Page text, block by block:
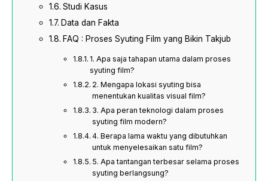
Studi Kasus
Data dan Fakta
FAQ : Proses Syuting Film yang Bikin Takjub
1. Apa saja tahapan utama dalam proses
syuting film?
2. Mengapa lokasi syuting bisa
menentukan kualitas visual film?
3. Apa peran teknologi dalam proses
syuting film modern?
4. Berapa lama waktu yang dibutuhkan
untuk menyelesaikan satu film?
5. Apa tantangan terbesar selama proses
syuting berlangsung?